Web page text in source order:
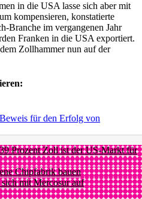
in die USA lasse sich aber mit
kompensieren, konstatierte
Branche im vergangenen Jahr
Franken in die USA exportiert.
Zollhammer nun auf der
für den Erfolg von
Prozent Zoll ist der US-Markt für
Chipfabrik bauen
mit Mercosur auf